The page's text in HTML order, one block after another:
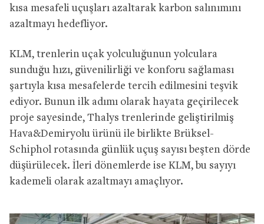
kısa mesafeli uçuşları azaltarak karbon salınımını
azaltmayı hedefliyor.
KLM, trenlerin uçak yolculuğunun yolculara
sunduğu hızı, güvenilirliği ve konforu sağlaması
şartıyla kısa mesafelerde tercih edilmesini teşvik
ediyor. Bunun ilk adımı olarak hayata geçirilecek
proje sayesinde, Thalys trenlerinde geliştirilmiş
Hava&Demiryolu ürünü ile birlikte Brüksel-
Schiphol rotasında günlük uçuş sayısı beşten dörde
düşürülecek. İleri dönemlerde ise KLM, bu sayıyı
kademeli olarak azaltmayı amaçlıyor.